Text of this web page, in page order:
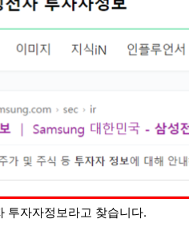
투자자정보라고 찾습니다.